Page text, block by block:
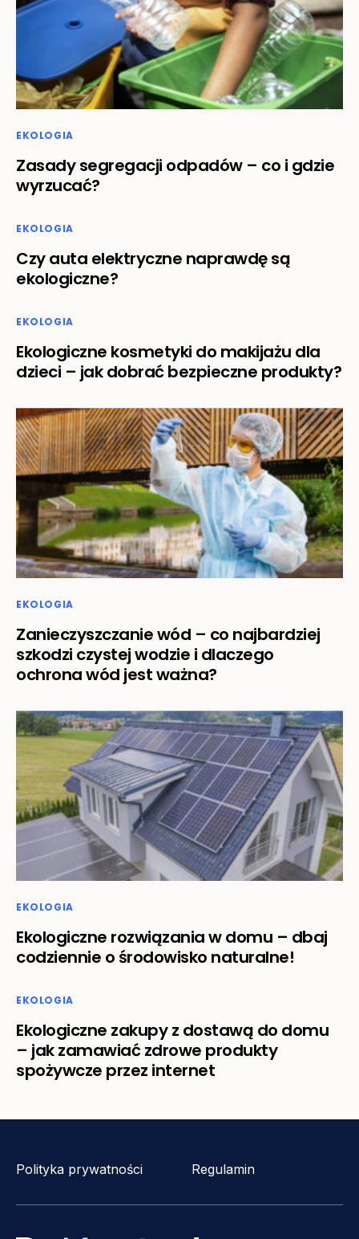
EKOLOGIA
Zasady segregacji odpadów – co i gdzie
wyrzucać?
EKOLOGIA
Czy auta elektryczne naprawdę są
ekologiczne?
EKOLOGIA
Ekologiczne kosmetyki do makijażu dla
dzieci – jak dobrać bezpieczne produkty?
EKOLOGIA
Zanieczyszczanie wód – co najbardziej
szkodzi czystej wodzie i dlaczego
ochrona wód jest ważna?
EKOLOGIA
Ekologiczne rozwiązania w domu – dbaj
codziennie o środowisko naturalne!
EKOLOGIA
Ekologiczne zakupy z dostawą do domu
– jak zamawiać zdrowe produkty
spożywcze przez internet
Polityka prywatności Regulamin